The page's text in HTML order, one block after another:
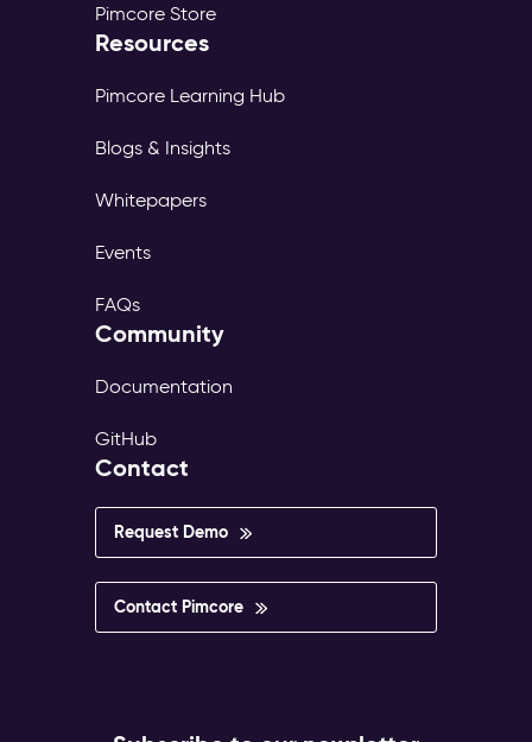
Pimcore Store
Resources
Pimcore Learning Hub
Blogs & Insights
Whitepapers
Events
FAQs
Community
Documentation
GitHub
Contact
Request Demo
Contact Pimcore